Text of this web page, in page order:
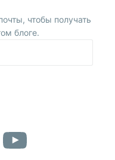
чтобы получать
блоге.